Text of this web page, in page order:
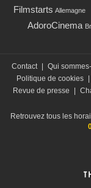
Filmstarts Allemagne
AdoroCinema
Contact | Qui
Politique de cookies |
Revue de presse
|
Retrouvez tous les